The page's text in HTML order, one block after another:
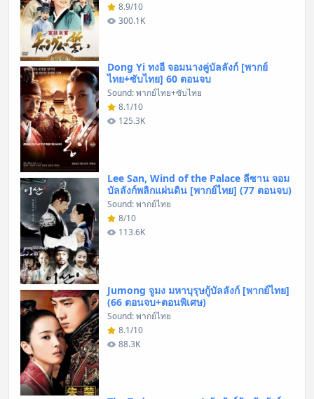
8.9/10
300.1K
Dong Yi ทงอี จอมนางคู่บัลลังก์ [พากย์
ไทย+ซับไทย] 60 ตอนจบ
Sound: พากย์ไทย+ซับไทย
8.1/10
125.3K
Lee San, Wind of the Palace ลีซาน จอม
บัลลังก์พลิกแผ่นดิน [พากย์ไทย] (77 ตอนจบ)
Sound: พากย์ไทย
8/10
113.6K
Jumong จูมง มหาบุรุษกู้บัลลังก์ [พากย์ไทย]
(66 ตอนจบ+ตอนพิเศษ)
Sound: พากย์ไทย
8.1/10
88.3K